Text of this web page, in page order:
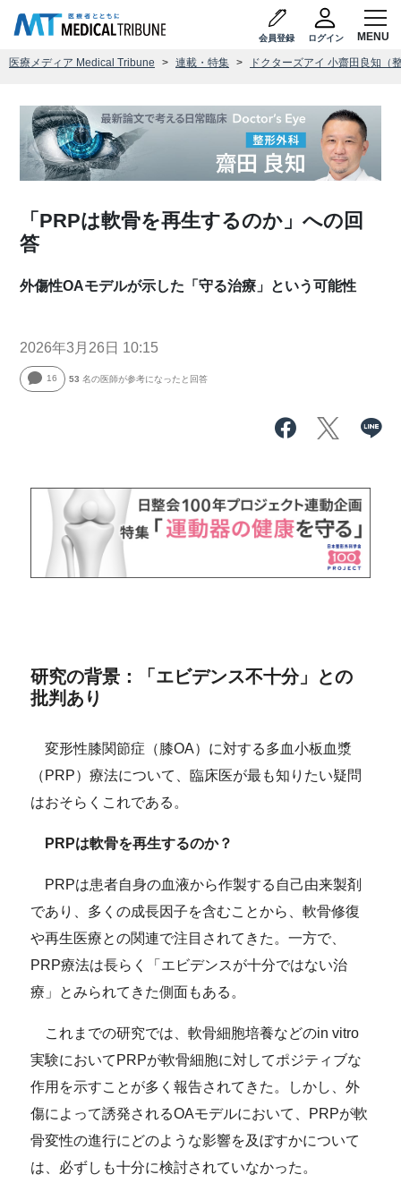
会員登録 ログイン
医療メディア Medical Tribune 連載・特集 ドクターズアイ 小齋田良知（
「PRPは軟骨を再生するのか」への回
答
外傷性OAモデルが示した「守る治療」という可能性
2026年3月26日 10:15
16 53 名の医師が参考になったと回答
研究の背景：「エビデンス不十分」との
批判あり
変形性膝関節症（膝OA）に対する多血小板血漿
（PRP）療法について、臨床医が最も知りたい疑問
はおそらくこれである。
PRPは軟骨を再生するのか？
PRPは患者自身の血液から作製する自己由来製剤
であり、多くの成長因子を含むことから、軟骨修復
や再生医療との関連で注目されてきた。一方で、
PRP療法は長らく「エビデンスが十分ではない治
療」とみられてきた側面もある。
これまでの研究では、軟骨細胞培養などのin vitro
実験においてPRPが軟骨細胞に対してポジティブな
作用を示すことが多く報告されてきた。しかし、外
傷によって誘発されるOAモデルにおいて、PRPが軟
骨変性の進行にどのような影響を及ぼすかについて
は、必ずしも十分に検討されていなかった。